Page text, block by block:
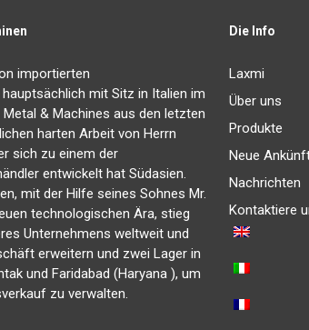
importierten
mit Sitz in Italien im
& Machines aus den letzten
harten Arbeit von Herrn
sich zu einem der
entwickelt hat Südasien.
mit der Hilfe seines Sohnes Mr.
technologischen Ära, stieg
Unternehmens weltweit und
erweitern und zwei Lager in
und Faridabad (Haryana ), um
zu verwalten.
Die Info
Laxmi
Über uns
Produkte
Neue
Nachrichten
Kontaktiere